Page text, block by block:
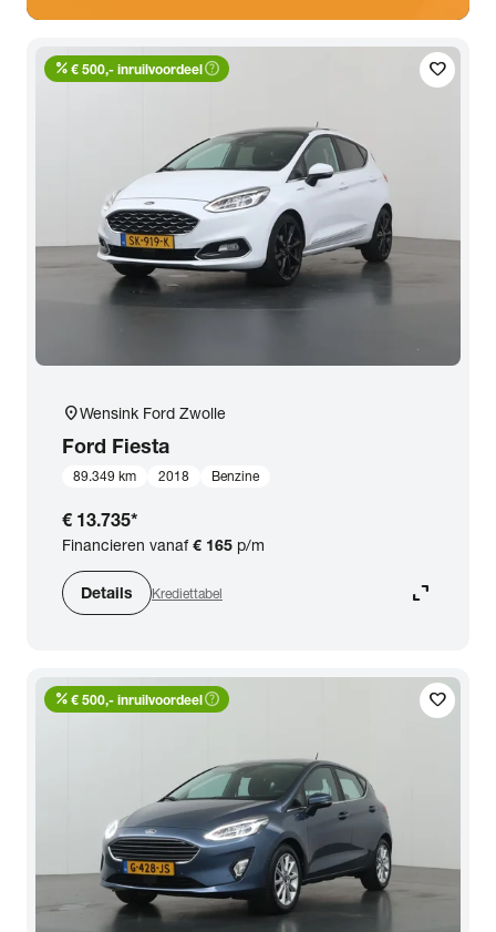
favorite
percent € 500,- inruilvoordeelhelp_outline
location_onWensink Ford Zwolle
Ford Fiesta
89.349 km 2018 Benzine
€ 13.735*
Financieren vanaf€ 165 p/m
Details Krediettabel expand_content
favorite
percent € 500,- inruilvoordeelhelp_outline